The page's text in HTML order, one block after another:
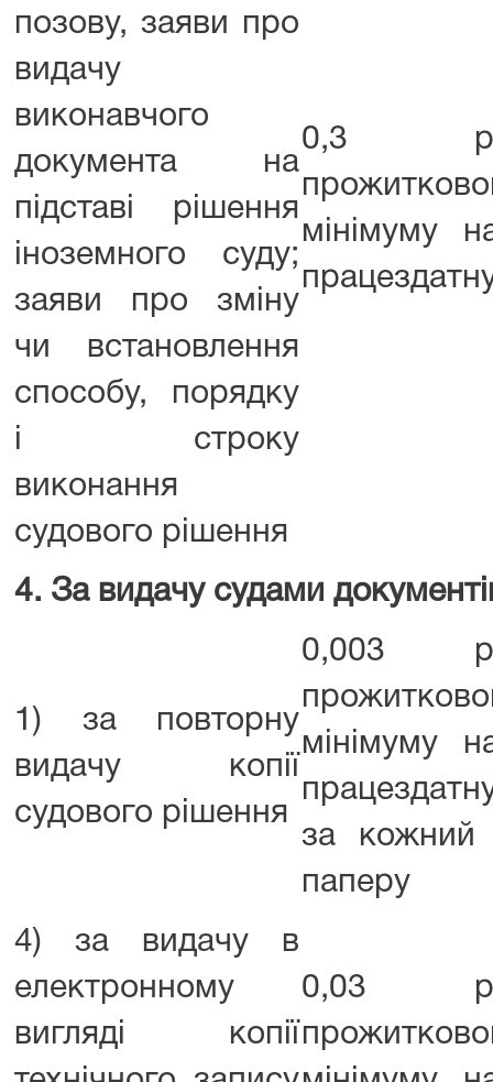
позову, заяви про
видачу
виконавчого
документа на
підставі рішення
іноземного суду;
заяви про зміну
чи встановлення
способу, порядку
і строку
виконання
судового рішення
0,3
мінімуму
4. За видачу судами
1) за повторну
видачу копії
судового рішення
0,003
мінімуму
за кожний
паперу
4) за видачу в
електронному
вигляді копії
0,03